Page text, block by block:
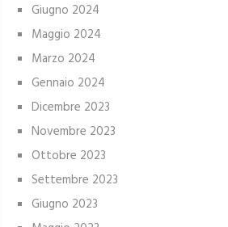
Giugno 2024
Maggio 2024
Marzo 2024
Gennaio 2024
Dicembre 2023
Novembre 2023
Ottobre 2023
Settembre 2023
Giugno 2023